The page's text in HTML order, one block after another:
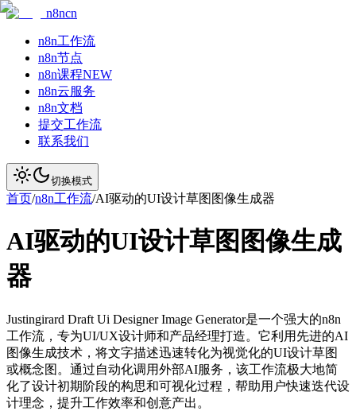
n8ncn
n8n工作流
n8n节点
n8n课程NEW
n8n云服务
n8n文档
提交工作流
联系我们
切换模式
首页/n8n工作流/AI驱动的UI设计草图图像生成器
AI驱动的UI设计草图图像生成
器
Justingirard Draft Ui Designer Image Generator是一个强大的n8n
工作流，专为UI/UX设计师和产品经理打造。它利用先进的AI
图像生成技术，将文字描述迅速转化为视觉化的UI设计草图
或概念图。通过自动化调用外部AI服务，该工作流极大地简
化了设计初期阶段的构思和可视化过程，帮助用户快速迭代设
计理念，提升工作效率和创意产出。